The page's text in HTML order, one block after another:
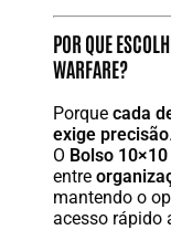
POR QUE
WARFARE?
Porque cada
exige precisão.
O Bolso 10×10
entre
mantendo o
acesso rápido